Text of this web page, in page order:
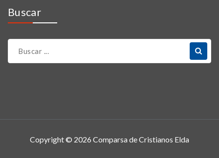
Buscar
Copyright © 2026 Comparsa de Cristianos Elda